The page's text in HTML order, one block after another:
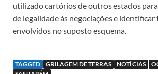
utilizado cartórios de outros estados
de legalidade às negociações e identificar
envolvidos no suposto esquema.
TAGGED GRILAGEM DE TERRAS NOTÍCIAS